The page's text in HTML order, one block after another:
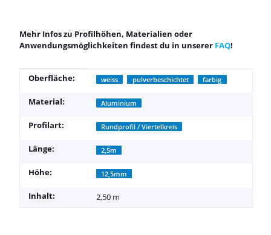
Mehr Infos zu Profilhöhen, Materialien oder
Anwendungsmöglichkeiten findest du in unserer FAQ!
Produkteigenschaft
Wert
Oberfläche: weiss pulverbeschichtet farbig
Material: Aluminium
Profilart: Rundprofil / Viertelkreis
Länge: 2,5m
Höhe: 12,5mm
Inhalt: 2,50 m